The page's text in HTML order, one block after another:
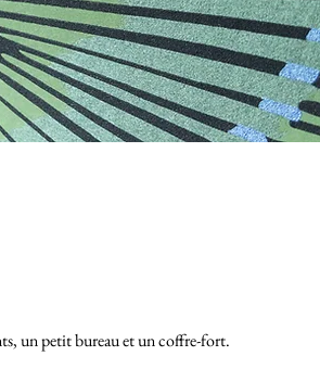
un petit bureau et un coffre-fort.